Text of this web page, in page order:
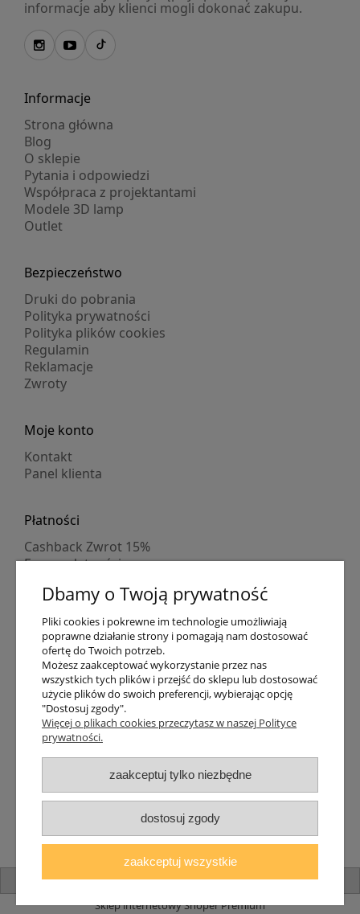
informacje aby klienci mogli dokonać zakupu.
Informacje
Strona główna
Blog
O sklepie
Pytania i odpowiedzi
Współpraca z projektantami
Modele 3D lamp
Outlet
Bezpieczeństwo
Druki do pobrania
Polityka prywatności
Polityka plików cookies
Regulamin
Reklamacje
Zwroty
Moje konto
Kontakt
Panel klienta
Płatności
Cashback Zwrot 15%
Formy płatności
Numer konta
PayPo kupujesz, nie płacisz
Progi rabatowe
Promocje
Dostawa
Czas wysyłki
Dostawa
Śledzenie przesyłki GLS
Śledzenie przesyłki DPD
Shipping abroad
Zarejestruj się /Zaloguj się
Lampomat 2017 - 2026
pokaż pełną wersję strony
Sklep internetowy Shoper Premium
Dbamy o Twoją prywatność
Pliki cookies i pokrewne im technologie umożliwiają
poprawne działanie strony i pomagają nam dostosować
ofertę do Twoich potrzeb.
Możesz zaakceptować wykorzystanie przez nas
wszystkich tych plików i przejść do sklepu lub dostosować
użycie plików do swoich preferencji, wybierając opcję
"Dostosuj zgody".
Więcej o plikach cookies przeczytasz w naszej Polityce
prywatności.
zaakceptuj tylko niezbędne
dostosuj zgody
zaakceptuj wszystkie